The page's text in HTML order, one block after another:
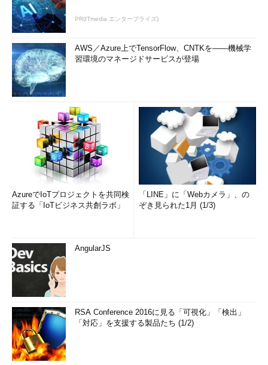
PR(ITmedia エンタープライズ)
AWS／Azure上でTensorFlow、CNTKを――機械学
習環境のマネージドサービスが登場
AzureでIoTプロジェクトを共同検
証する「IoTビジネス共創ラボ」
「LINE」に「Webカメラ」、の
ぞき見られた1月 (1/3)
AngularJS
RSA Conference 2016に見る「可視化」「検出」
「対応」を支援する製品たち (1/2)